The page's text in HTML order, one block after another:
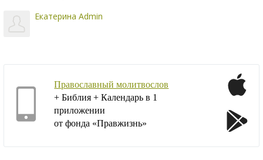
Екатерина Admin
Православный молитвослов
+ Библия + Календарь в 1
приложении
от фонда «Правжизнь»